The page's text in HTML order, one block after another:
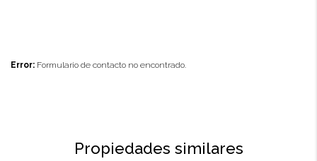
Error: Formulario de contacto no encontrado.
Propiedades similares